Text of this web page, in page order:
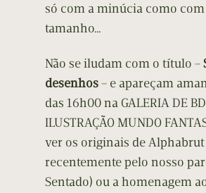
só com a minúcia como com
tamanho…
Não se iludam com o título –
desenhos– e apareçam
das 16h00 na GALERIA DE
ILUSTRAÇÃO MUNDO
ver os originais de
recentemente pelo nosso
Sentado) ou a homenagem